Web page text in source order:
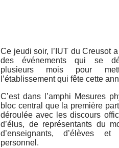
Ce jeudi soir, l’IUT du Creusot
des événements qui se
plusieurs mois pour
l’établissement qui fête cette
C’est dans l’amphi Mesures
bloc central que la première
déroulée avec les discours
d’élus, de représentants du
d’enseignants, d’élèves
personnel.